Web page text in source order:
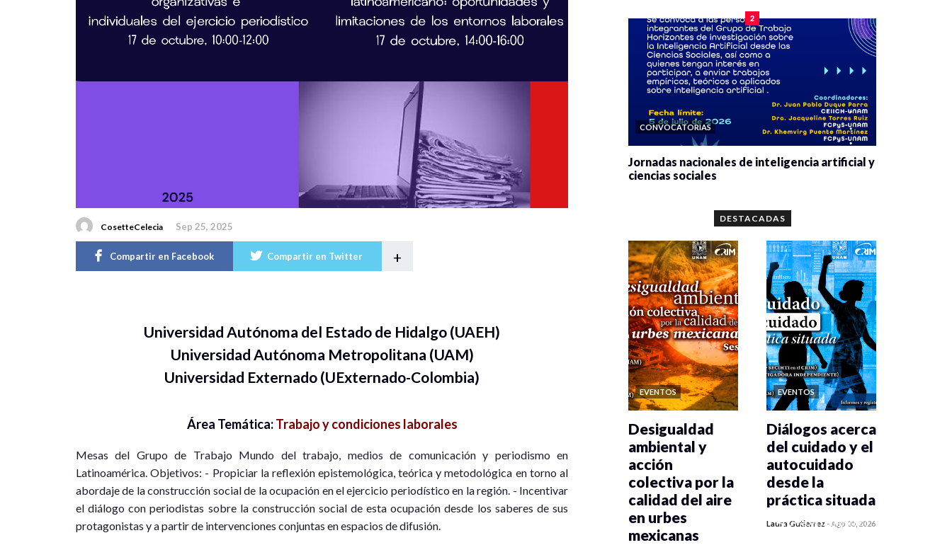
CosetteCelecia Sep 25, 2025
Compartir en Facebook Compartir en Twitter +
Universidad Autónoma del Estado de Hidalgo (UAEH)
Universidad Autónoma Metropolitana (UAM)
Universidad Externado (UExternado-Colombia)
Área Temática:Trabajo y condiciones laborales
Mesas del Grupo de Trabajo Mundo del trabajo, medios de comunicación y periodismo en
Latinoamérica. Objetivos: - Propiciar la reflexión epistemológica, teórica y metodológica en torno al
abordaje de la construcción social de la ocupación en el ejercicio periodístico en la región. - Incentivar
el diálogo con periodistas sobre la construcción social de esta ocupación desde los saberes de sus
protagonistas y a partir de intervenciones conjuntas en espacios de difusión.
2
CONVOCATORIAS
Jornadas nacionales de inteligencia artificial y
ciencias sociales
DESTACADAS
EVENTOS
Desigualdad
ambiental y
acción
colectiva por la
calidad del aire
en urbes
mexicanas
EVENTOS
0 veces compartido
Diálogos acerca
del cuidado y el
autocuidado
desde la
práctica situada
Laura Gutiérrez -Ago 05, 2026